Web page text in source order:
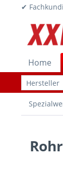
✔
Home